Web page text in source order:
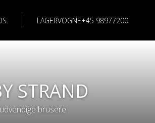
LAGERVOGNE+45 98977200
STRAND
brusere